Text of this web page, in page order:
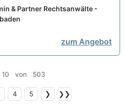
neu
& Partner Rechtsanwälte -
zum Angebot
von 503
4 5 ❯ ❯❯